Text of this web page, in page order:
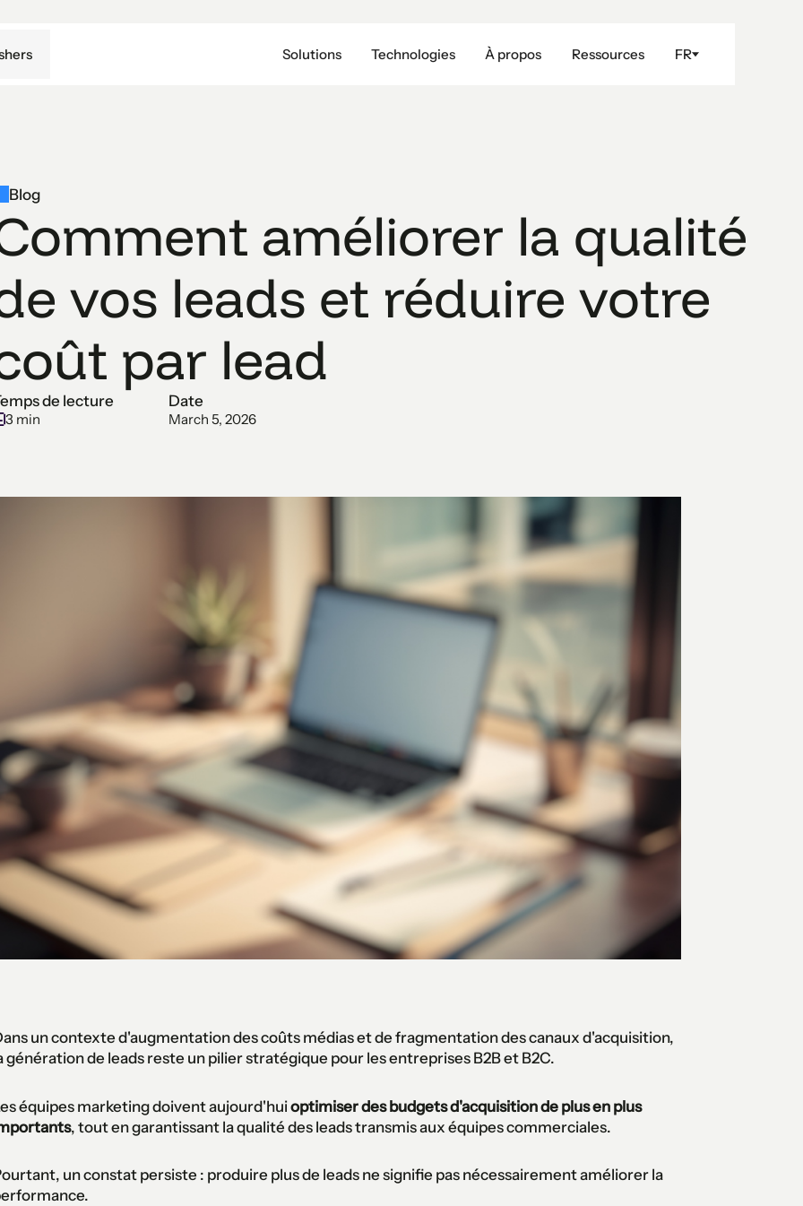
Solutions Technologies À propos Ressources FR
Blog
améliorer la qualité
vos leads et réduire votre
par lead
de lecture
3 min
Date
March 5, 2026
un contexte d'augmentation des coûts médias et de fragmentation des canaux d'acquisition,
génération de leads reste un pilier stratégique pour les entreprises B2B et B2C.
équipes marketing doivent aujourd'huioptimiser des budgets d'acquisition de plus en plus
, tout en garantissant la qualité des leads transmis aux équipes commerciales.
un constat persiste : produire plus de leads ne signifie pas nécessairement améliorer la